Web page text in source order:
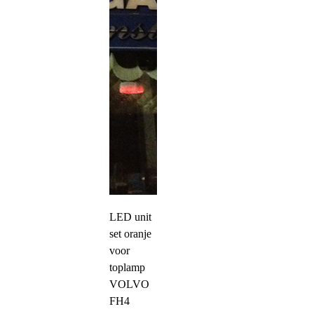
LED unit
set oranje
voor
toplamp
VOLVO
FH4